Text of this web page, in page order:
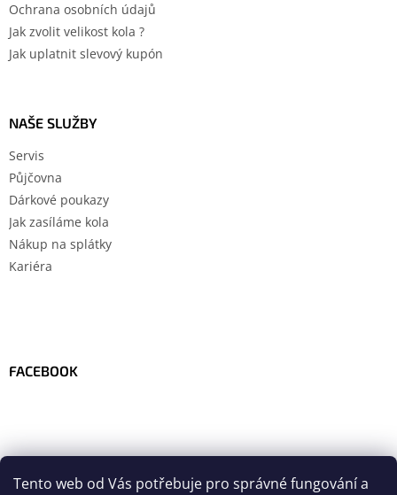
Tento web od Vás potřebuje pro správné fungování a
Ochrana osobních údajů
Jak zvolit velikost kola ?
Jak uplatnit slevový kupón
NAŠE SLUŽBY
Servis
Půjčovna
Dárkové poukazy
Jak zasíláme kola
Nákup na splátky
Kariéra
FACEBOOK